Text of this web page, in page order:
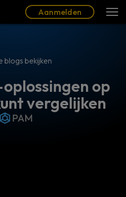
Aanmelden
blogs bekijken
oplossingen op
vergelijken
PAM